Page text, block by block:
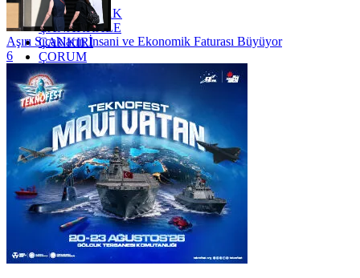
ZONGULDAK
ÇANAKKALE
ÇANKIRI
ÇORUM
İSTANBUL
İZMİR
ŞANLIURFA
ŞIRNAK
Aşırı Sıcakların İnsani ve Ekonomik Faturası Büyüyor
6